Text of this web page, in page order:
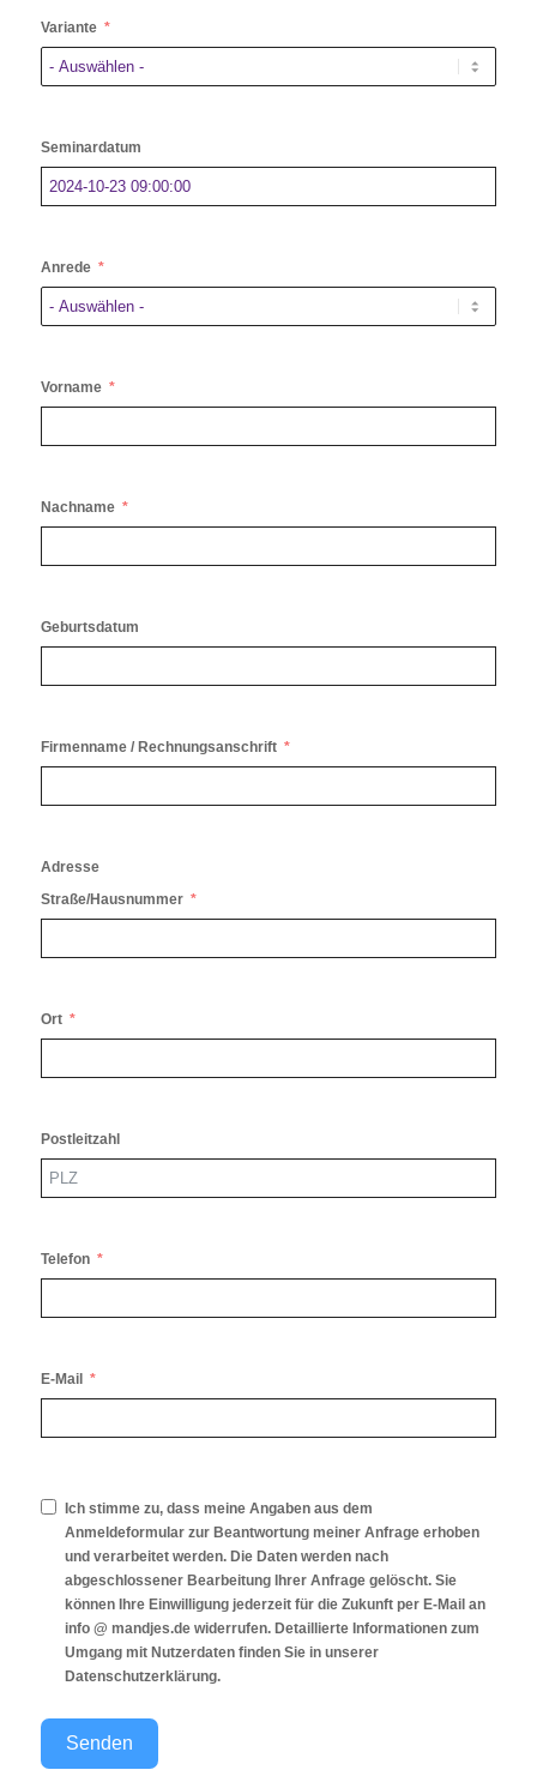
Variante
Seminardatum
Anrede
Vorname
Nachname
Geburtsdatum
Firmenname / Rechnungsanschrift
Adresse
Straße/Hausnummer
Ort
Postleitzahl
Telefon
E-Mail
Ich stimme zu, dass meine Angaben aus dem
Anmeldeformular zur Beantwortung meiner Anfrage erhoben
und verarbeitet werden. Die Daten werden nach
abgeschlossener Bearbeitung Ihrer Anfrage gelöscht. Sie
können Ihre Einwilligung jederzeit für die Zukunft per E-Mail an
info @ mandjes.de widerrufen. Detaillierte Informationen zum
Umgang mit Nutzerdaten finden Sie in unserer
Datenschutzerklärung.
Senden